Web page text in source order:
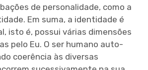
de personalidade, como a
Em suma, a identidade é
isto é, possui várias dimensões
pelo Eu. O ser humano auto-
coerência às diversas